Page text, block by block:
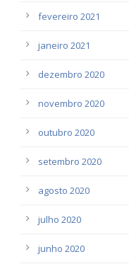
fevereiro 2021
janeiro 2021
dezembro 2020
novembro 2020
outubro 2020
setembro 2020
agosto 2020
julho 2020
junho 2020